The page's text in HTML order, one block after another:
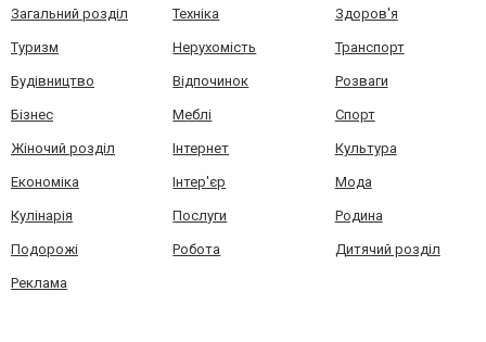
Загальний розділ Техніка Здоров'я
Туризм Нерухомість Транспорт
Будівництво Відпочинок Розваги
Бізнес Меблі Спорт
Жіночий розділ Інтернет Культура
Економіка Інтер'єр Мода
Кулінарія Послуги Родина
Подорожі Робота Дитячий розділ
Реклама